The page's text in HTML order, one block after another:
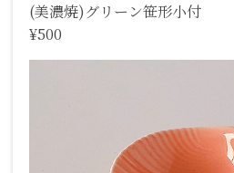
(美濃焼)グリーン笹形小付
¥500